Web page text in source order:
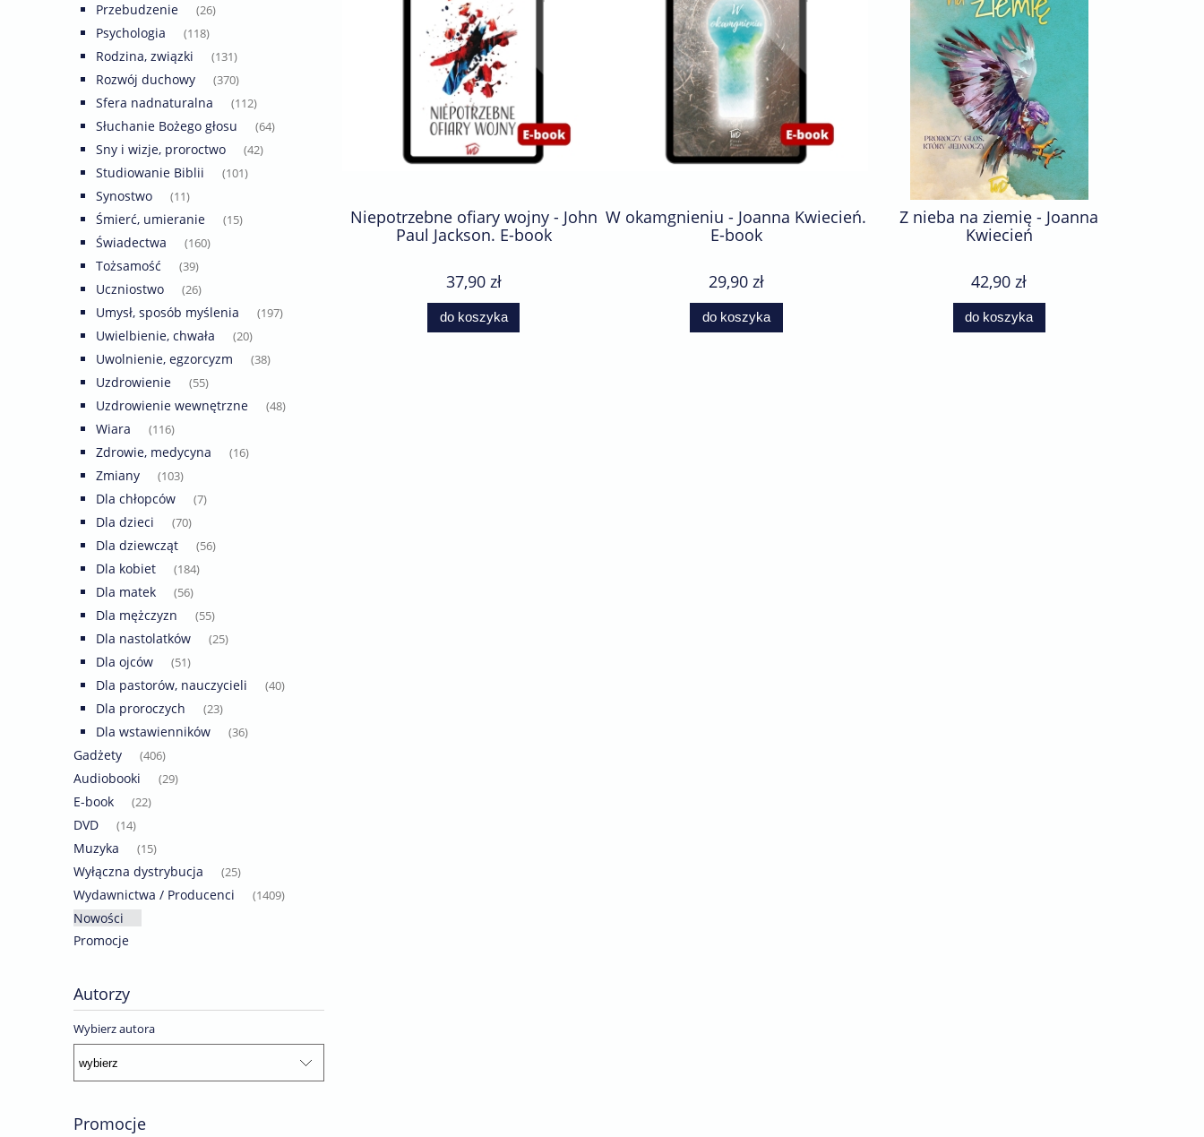
Przebudzenie (26)
Psychologia (118)
Rodzina, związki (131)
Rozwój duchowy (370)
Sfera nadnaturalna (112)
Słuchanie Bożego głosu (64)
Sny i wizje, proroctwo (42)
Studiowanie Biblii (101)
Synostwo (11)
Śmierć, umieranie (15)
Świadectwa (160)
Tożsamość (39)
Uczniostwo (26)
Umysł, sposób myślenia (197)
Uwielbienie, chwała (20)
Uwolnienie, egzorcyzm (38)
Uzdrowienie (55)
Uzdrowienie wewnętrzne (48)
Wiara (116)
Zdrowie, medycyna (16)
Zmiany (103)
Dla chłopców (7)
Dla dzieci (70)
Dla dziewcząt (56)
Dla kobiet (184)
Dla matek (56)
Dla mężczyzn (55)
Dla nastolatków (25)
Dla ojców (51)
Dla pastorów, nauczycieli (40)
Dla proroczych (23)
Dla wstawienników (36)
Gadżety (406)
Audiobooki (29)
E-book (22)
DVD (14)
Muzyka (15)
Wyłączna dystrybucja (25)
Wydawnictwa / Producenci (1409)
Nowości
Promocje
Autorzy
Wybierz autora
Promocje
Niepotrzebne ofiary wojny - John
Paul Jackson. E-book
37,90 zł
do koszyka
W okamgnieniu - Joanna Kwiecień.
E-book
29,90 zł
do koszyka
Z nieba na ziemię - Joanna
Kwiecień
42,90 zł
do koszyka